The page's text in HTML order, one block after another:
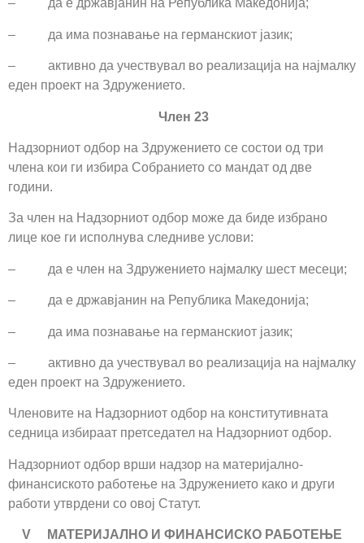
– да е државјанин на Република Македонија;
– да има познавање на германскиот јазик;
– активно да учествувал во реализација на најмалку
еден проект на Здружението.
Член 23
Надзорниот одбор на Здружението се состои од три
члена кои ги избира Собранието со мандат од две
години.
За член на Надзорниот одбор може да биде избрано
лице кое ги исполнува следниве услови:
– да е член на Здружението најмалку шест месеци;
– да е државјанин на Република Македонија;
– да има познавање на германскиот јазик;
– активно да учествувал во реализација на најмалку
еден проект на Здружението.
Членовите на Надзорниот одбор на конститутивната
седница избираат претседател на Надзорниот одбор.
Надзорниот одбор врши надзор на материјално-
финансиското работење на Здружението како и други
работи утврдени со овој Статут.
V МАТЕРИЈАЛНО И ФИНАНСИСКО РАБОТЕЊЕ